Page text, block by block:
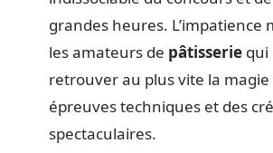
grandes heures. L’impatience
les amateurs de pâtisserie qui
retrouver au plus vite la magie
épreuves techniques et des
spectaculaires.